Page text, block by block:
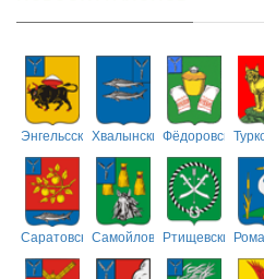
ЭнгельсскийХвалынскийФёдоровский
СаратовскийСамойловскийРтищевский